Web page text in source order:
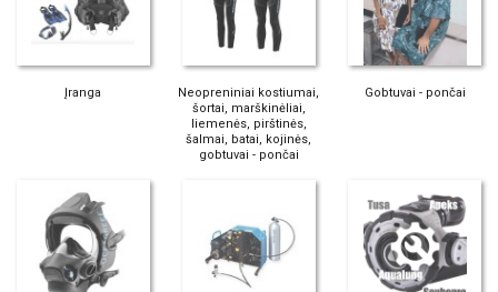
Įranga
Neopreniniai kostiumai,
šortai, marškinėliai,
liemenės, pirštinės,
šalmai, batai, kojinės,
gobtuvai - pončai
Gobtuvai - pončai